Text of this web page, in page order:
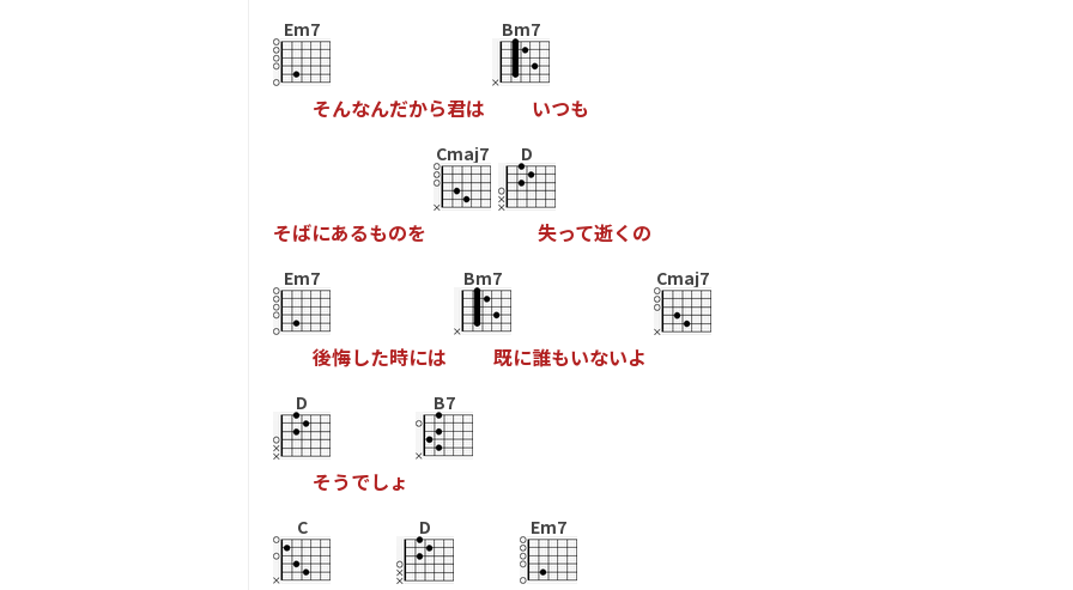
Em7
そんなんだから君は
Bm7
いつも
そばにあるものを
Cmaj7 D
失って逝く の
Em7
後悔した時には
Bm7
既に誰もいないよ
Cmaj7
D
そうでしょ
B7
C D Em7